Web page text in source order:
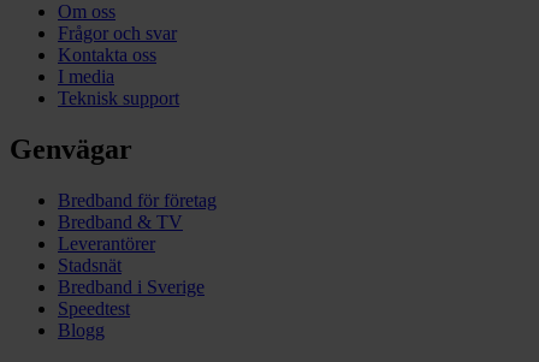
Om oss
Frågor och svar
Kontakta oss
I media
Teknisk support
Genvägar
Bredband för företag
Bredband & TV
Leverantörer
Stadsnät
Bredband i Sverige
Speedtest
Blogg